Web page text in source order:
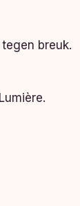
breuk.